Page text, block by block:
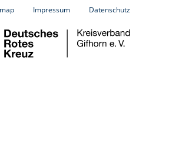
Impressum Datenschutz